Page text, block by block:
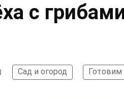
с
Сад и огород Готовим